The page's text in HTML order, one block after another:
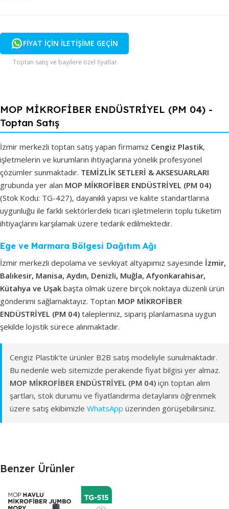
FİYAT İÇİN İLETİŞİME GEÇİN
Toptan satış ve bayilere özel fiyatlar.
MOP MİKROFİBER ENDÜSTRİYEL (PM 04) -
Toptan Satış
İzmir merkezli toptan satış yapan firmamız Cengiz Plastik,
işletmelerin ve kurumların ihtiyaçlarına yönelik profesyonel
çözümler sunmaktadır. TEMİZLİK SETLERİ & AKSESUARLARI
grubunda yer alan MOP MİKROFİBER ENDÜSTRİYEL (PM 04)
(Stok Kodu: TG-427), dayanıklı yapısı ve kalite standartlarına
uygunluğu ile farklı sektörlerdeki ticari işletmelerin toplu tüketim
ihtiyaçlarını karşılamak üzere tedarik edilmektedir.
Ege ve Marmara Bölgesi Dağıtım Ağı
İzmir merkezli depolama ve sevkiyat altyapımız sayesinde İzmir,
Balıkesir, Manisa, Aydın, Denizli, Muğla, Afyonkarahisar,
Kütahya ve Uşak başta olmak üzere birçok noktaya düzenli ürün
gönderimi sağlamaktayız. Toptan MOP MİKROFİBER
ENDÜSTRİYEL (PM 04) talepleriniz, sipariş planlamasına uygun
şekilde lojistik sürece alınmaktadır.
Cengiz Plastik'te ürünler B2B satış modeliyle sunulmaktadır.
Bu nedenle web sitemizde perakende fiyat bilgisi yer almaz.
MOP MİKROFİBER ENDÜSTRİYEL (PM 04) için toptan alım
şartları, stok durumu ve fiyatlandırma detaylarını öğrenmek
üzere satış ekibimizle WhatsApp üzerinden görüşebilirsiniz.
Benzer Ürünler